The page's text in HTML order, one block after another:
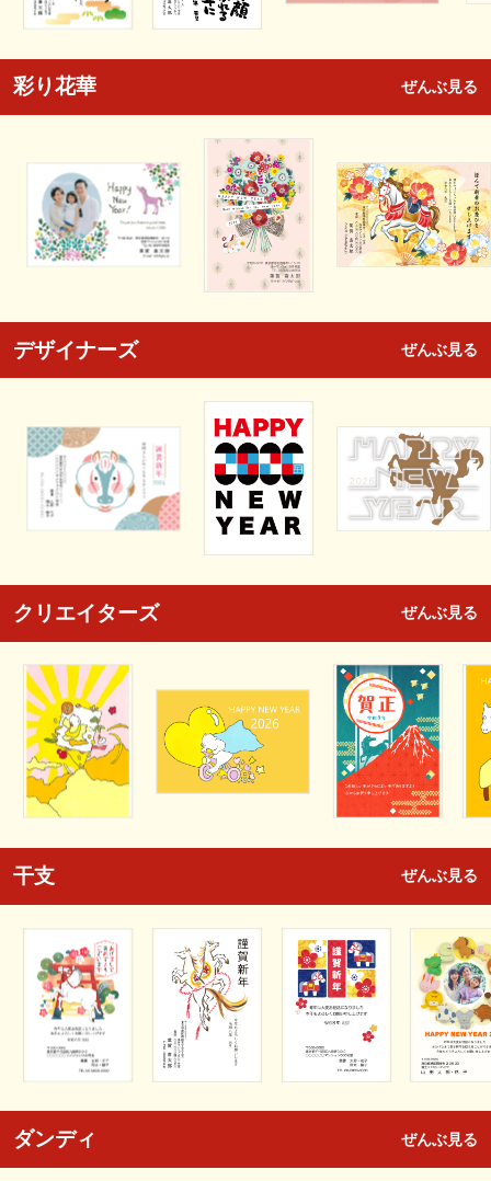
彩り花華 ぜんぶ見る
デザイナーズ ぜんぶ見る
クリエイターズ ぜんぶ見る
干支 ぜんぶ見る
ダンディ ぜんぶ見る